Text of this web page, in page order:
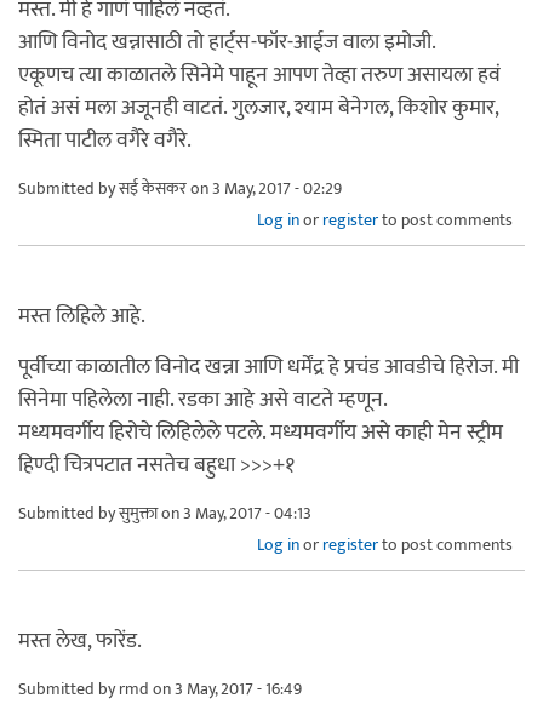
मस्त. मी हे गाणं पाहिलं नव्हतं.
आणि विनोद खन्नासाठी तो हार्ट्स-फॉर-आईज वाला इमोजी.
एकूणच त्या काळातले सिनेमे पाहून आपण तेव्हा तरुण असायला हवं
होतं असं मला अजूनही वाटतं. गुलजार, श्याम बेनेगल, किशोर कुमार,
स्मिता पाटील वगैरे वगैरे.
Submitted byसई केसकरon 3 May, 2017 - 02:29
Log inorregisterto post comments
मस्त लिहिले आहे.
पूर्वीच्या काळातील विनोद खन्ना आणि धर्मेंद्र हे प्रचंड आवडीचे हिरोज. मी
सिनेमा पहिलेला नाही. रडका आहे असे वाटते म्हणून.
मध्यमवर्गीय हिरोचे लिहिलेले पटले. मध्यमवर्गीय असे काही मेन स्ट्रीम
हिण्दी चित्रपटात नसतेच बहुधा >>>+१
Submitted byसुमुक्ताon 3 May, 2017 - 04:13
Log inorregisterto post comments
मस्त लेख, फारेंड.
Submitted byrmdon 3 May, 2017 - 16:49